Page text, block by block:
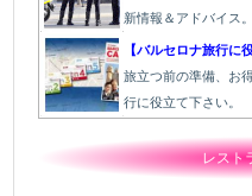
新情報＆アドバイス。
【バルセロナ旅行に
旅立つ前の準備、お
行に役立て下さい。
レスト